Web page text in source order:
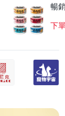
暢
下